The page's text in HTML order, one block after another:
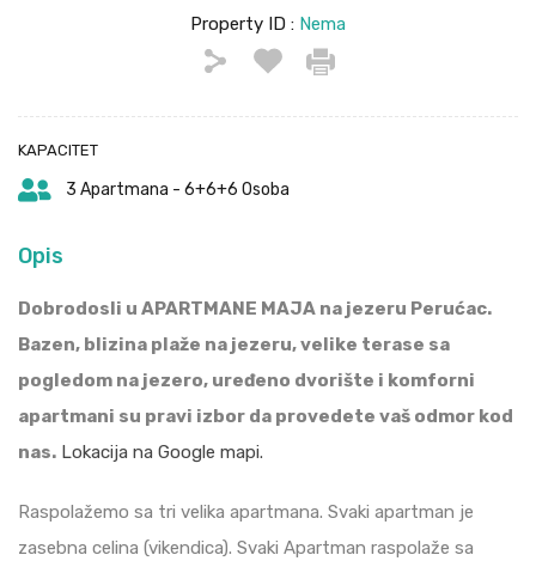
Property ID : Nema
KAPACITET
3 Apartmana - 6+6+6 Osoba
Opis
Dobrodosli u APARTMANE MAJA na jezeru Perućac.
Bazen, blizina plaže na jezeru, velike terase sa
pogledom na jezero, uređeno dvorište i komforni
apartmani su pravi izbor da provedete vaš odmor kod
nas. Lokacija na Google mapi.
Raspolažemo sa tri velika apartmana. Svaki apartman je
zasebna celina (vikendica). Svaki Apartman raspolaže sa